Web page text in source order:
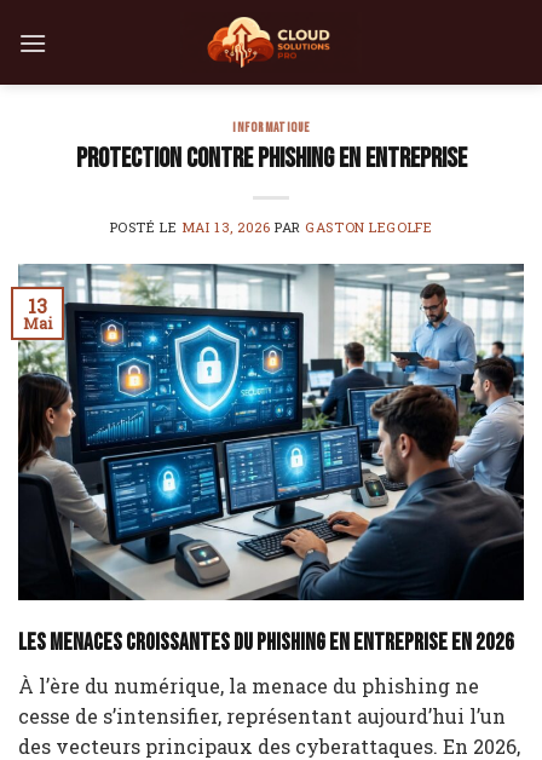
INFORMATIQUE
Protection contre phishing en entreprise
POSTÉ LE MAI 13, 2026 PAR GASTON LEGOLFE
13
Mai
Les menaces croissantes du phishing en entreprise en 2026
À l’ère du numérique, la menace du phishing ne
cesse de s’intensifier, représentant aujourd’hui l’un
des vecteurs principaux des cyberattaques. En 2026,